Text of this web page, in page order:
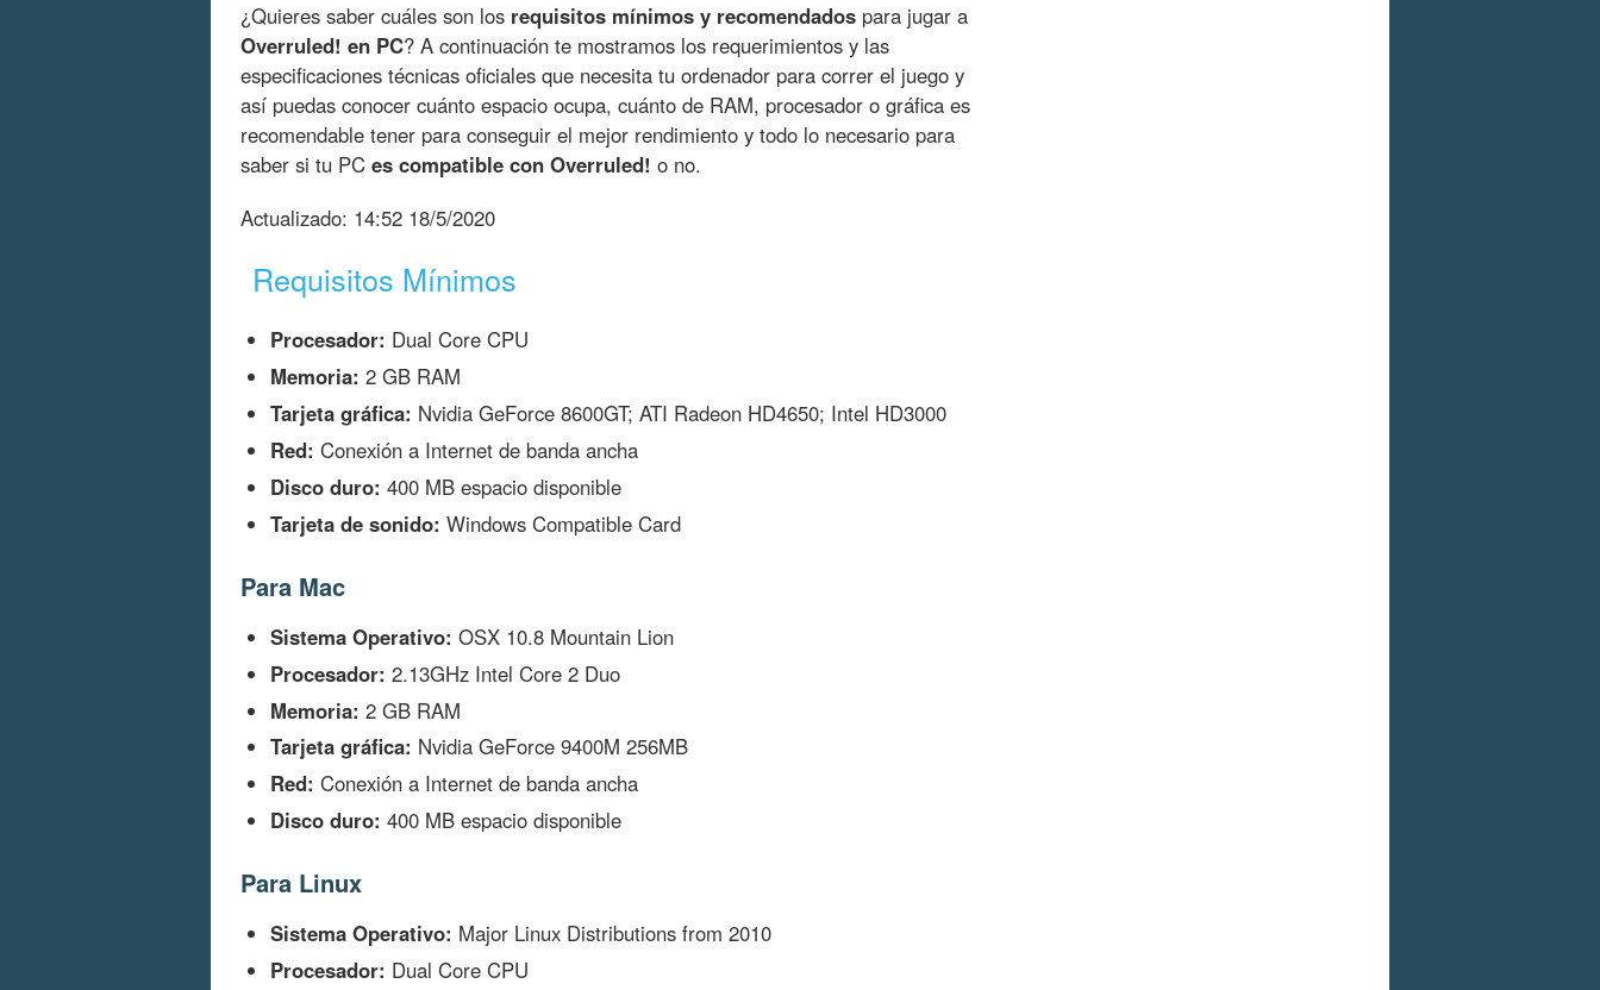
¿Quieres saber cuáles son los requisitos mínimos y recomendados para jugar a
Overruled! en PC? A continuación te mostramos los requerimientos y las
especificaciones técnicas oficiales que necesita tu ordenador para correr el juego y
así puedas conocer cuánto espacio ocupa, cuánto de RAM, procesador o gráfica es
recomendable tener para conseguir el mejor rendimiento y todo lo necesario para
saber si tu PC es compatible con Overruled! o no.
Actualizado: 14:52 18/5/2020
Requisitos Mínimos
Procesador: Dual Core CPU
Memoria: 2 GB RAM
Tarjeta gráfica: Nvidia GeForce 8600GT; ATI Radeon HD4650; Intel HD3000
Red: Conexión a Internet de banda ancha
Disco duro: 400 MB espacio disponible
Tarjeta de sonido: Windows Compatible Card
Para Mac
Sistema Operativo: OSX 10.8 Mountain Lion
Procesador: 2.13GHz Intel Core 2 Duo
Memoria: 2 GB RAM
Tarjeta gráfica: Nvidia GeForce 9400M 256MB
Red: Conexión a Internet de banda ancha
Disco duro: 400 MB espacio disponible
Para Linux
Sistema Operativo: Major Linux Distributions from 2010
Procesador: Dual Core CPU